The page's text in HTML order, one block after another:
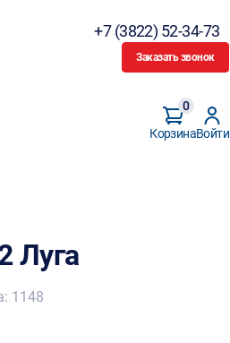
+7 (3822) 52-34-73
Заказать звонок
Корзина
0
Войти
Луга
1148